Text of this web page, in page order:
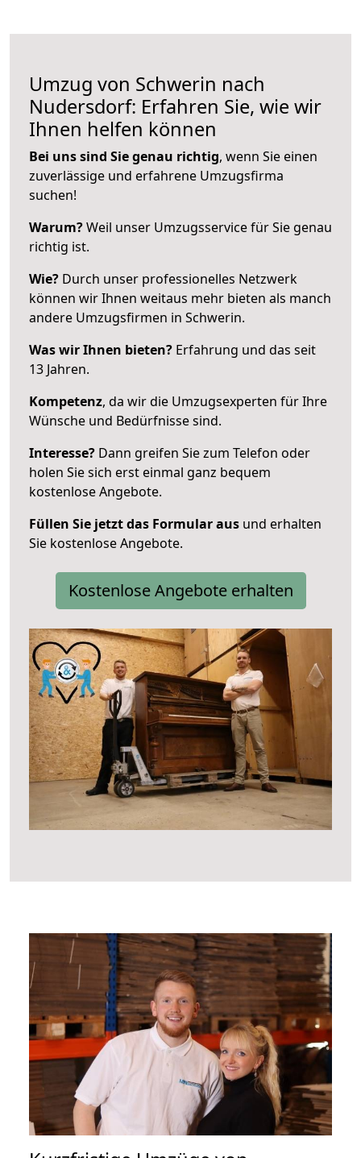
Umzug von Schwerin nach
Nudersdorf: Erfahren Sie, wie wir
Ihnen helfen können
Bei uns sind Sie genau richtig, wenn Sie einen
zuverlässige und erfahrene Umzugsfirma
suchen!
Warum?Weil unser Umzugsservice für Sie genau
richtig ist.
Wie? Durch unser professionelles Netzwerk
können wir Ihnen weitaus mehr bieten als manch
andere Umzugsfirmen in Schwerin.
Was wir Ihnen bieten? Erfahrung und das seit
13 Jahren.
Kompetenz, da wir die Umzugsexperten für Ihre
Wünsche und Bedürfnisse sind.
Interesse? Dann greifen Sie zum Telefon oder
holen Sie sich erst einmal ganz bequem
kostenlose Angebote.
Füllen Sie jetzt das Formular aus und erhalten
Sie kostenlose Angebote.
Kostenlose Angebote erhalten